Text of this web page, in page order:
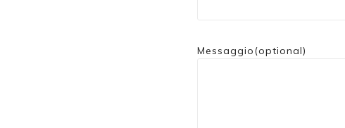
Messaggio(optional)